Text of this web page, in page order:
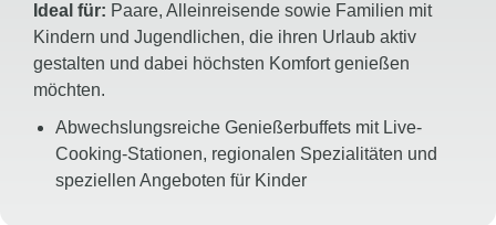
Ideal für: Paare, Alleinreisende sowie Familien mit
Kindern und Jugendlichen, die ihren Urlaub aktiv
gestalten und dabei höchsten Komfort genießen
möchten.
Abwechslungsreiche Genießerbuffets mit Live-
Cooking-Stationen, regionalen Spezialitäten und
speziellen Angeboten für Kinder